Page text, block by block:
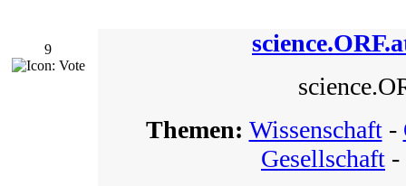
9
Themen: Wissenschaft-
Gesellschaft -